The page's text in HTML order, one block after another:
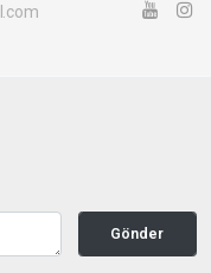
Gönder